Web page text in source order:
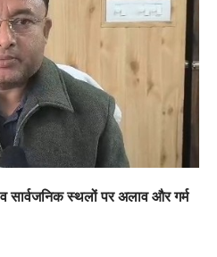
व सार्वजनिक स्थलों पर अलाव और गर्म